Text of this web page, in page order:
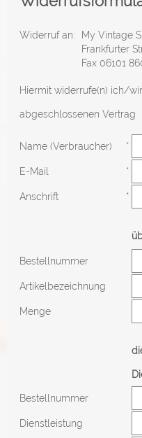
Widerruf an: My Vintage
Frankfurter
Fax 06101
Hiermit widerrufe(n) ich/
abgeschlossenen Vertrag
Name (Verbraucher) *
E-Mail *
Anschrift *
Bestellnummer
Artikelbezeichnung
Menge
Bestellnummer
Dienstleistung